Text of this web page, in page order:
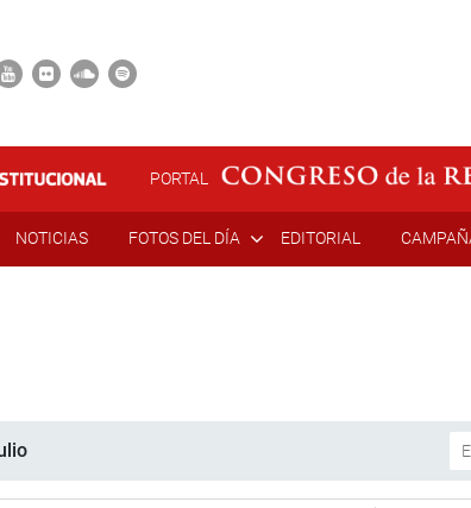
PORTAL
NOTICIAS FOTOS DEL DÍA EDITORIAL